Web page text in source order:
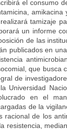
el consumo
tamizaje
un informe
de las
publicados en
que busca
de
Universidad
en el
de la
racional de los
resistencia,